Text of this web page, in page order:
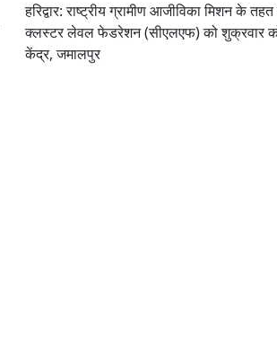
हरिद्वार: राष्ट्रीय ग्रामीण आजीविका मिशन के
क्लस्टर लेवल फेडरेशन (सीएलएफ) को शुक्रवार
केंद्र, जमालपुर